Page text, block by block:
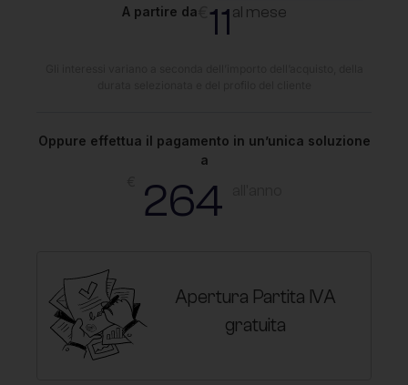
A partire da 11al mese
Oppure effettua il pagamento in un’unica soluzione
a
264
Apertura Partita IVA
gratuita